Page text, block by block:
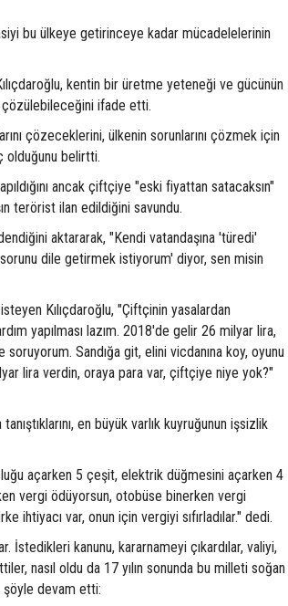
bu ülkeye getirinceye kadar mücadelelerinin
kentin bir üretme yeteneği ve gücünün
çözülebileceğini ifade etti.
çözeceklerini, ülkenin sorunlarını çözmek için
olduğunu belirtti.
ancak çiftçiye "eski fiyattan satacaksın"
terörist ilan edildiğini savundu.
aktararak, "Kendi vatandaşına 'türedi'
dile getirmek istiyorum' diyor, sen misin
Kılıçdaroğlu, "Çiftçinin yasalardan
yapılması lazım. 2018'de gelir 26 milyar lira,
Sandığa git, elini vicdanına koy, oyunu
lira verdin, oraya para var, çiftçiye niye yok?"
en büyük varlık kuyruğunun işsizlik
açarken 5 çeşit, elektrik düğmesini açarken 4
vergi ödüyorsun, otobüse binerken vergi
ihtiyacı var, onun için vergiyi sıfırladılar." dedi.
İstedikleri kanunu, kararnameyi çıkardılar, valiyi,
nasıl oldu da 17 yılın sonunda bu milleti soğan
şöyle devam etti: